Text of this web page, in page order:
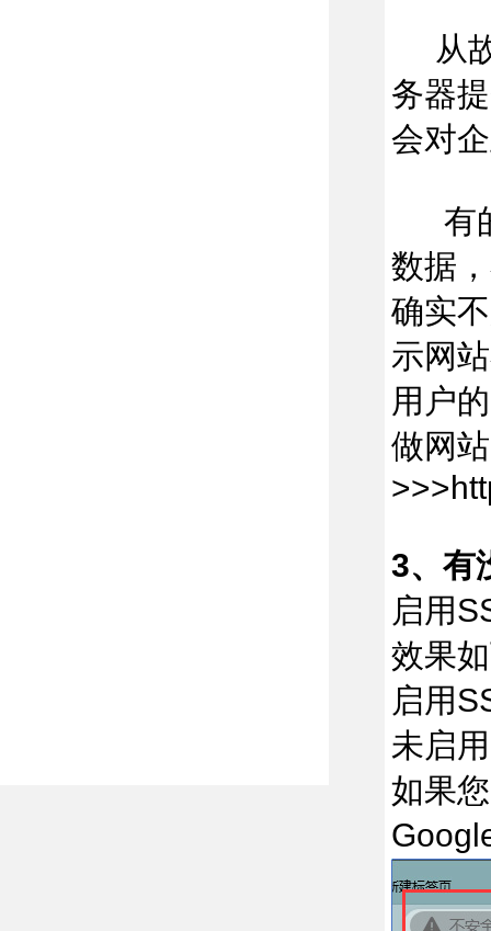
从故
务器
会对
有的
数据
确实
示网
用户
做网
3、有
启用
效果
启用
未启
如果